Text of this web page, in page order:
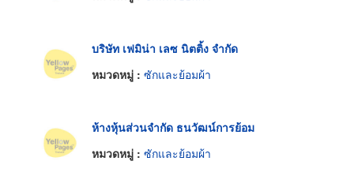
บริษัท เฟมิน่า เลซ นิตติ้ง จำกัด
หมวดหมู่ : ซักและย้อมผ้า
ห้างหุ้นส่วนจำกัด ธนวัฒน์การย้อม
หมวดหมู่ : ซักและย้อมผ้า